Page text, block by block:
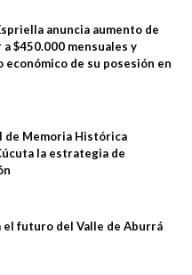
anuncia aumento de
$450.000 mensuales y
económico de su posesión en
de Memoria Histórica
la estrategia de
el futuro del Valle de Aburrá